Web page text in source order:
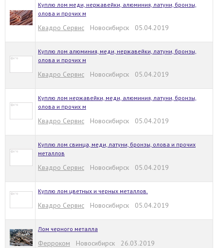
Куплю лом меди, нержавейки, алюминия, латуни, бронзы,
олова и прочих м
Квадро Сервис Новосибирск 05.04.2019
Куплю лом алюминия, меди, нержавейки, латуни, бронзы,
олова и прочих м
Квадро Сервис Новосибирск 05.04.2019
Куплю лом нержавейки, меди, алюминия, латуни, бронзы,
олова и прочих м
Квадро Сервис Новосибирск 05.04.2019
Куплю лом свинца, меди, латуни, бронзы, олова и прочих
металлов
Квадро Сервис Новосибирск 05.04.2019
Куплю лом цветных и черных металлов.
Квадро Сервис Новосибирск 05.04.2019
Лом черного металла
Ферроком Новосибирск 26.03.2019